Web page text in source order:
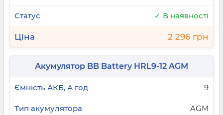
✓ В наявності
2 296 грн
Акумулятор BB Battery HRL9-12 AGM
9
AGM